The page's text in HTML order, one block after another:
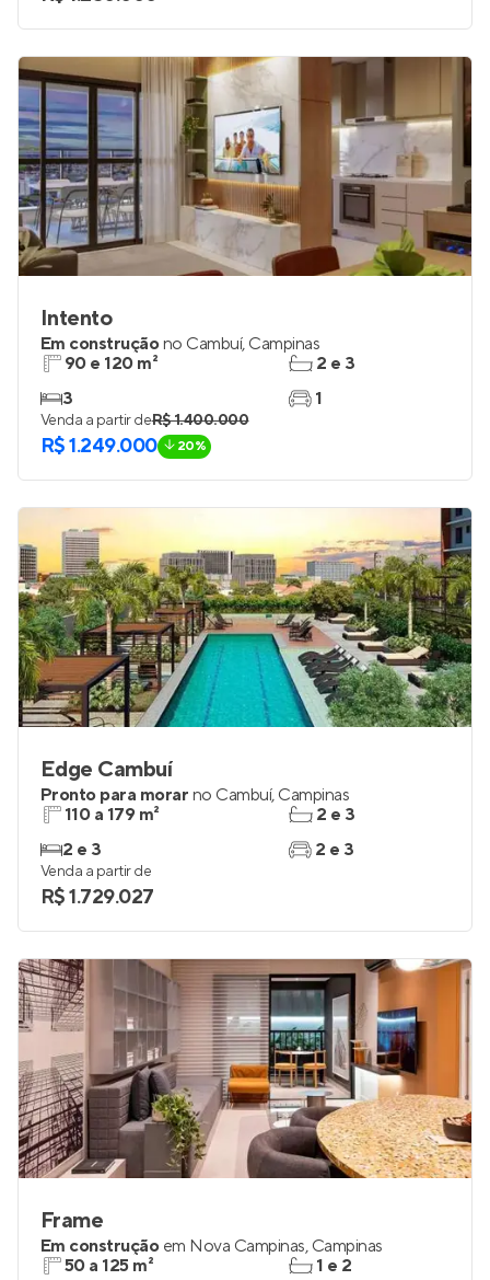
Intento
Em construçãono Cambuí, Campinas
90 e 120 m²
3
2 e 3
1
Venda a partir deR$ 1.400.000
R$ 1.249.000 20%
Edge Cambuí
Pronto para morar no Cambuí, Campinas
110 a 179 m²
2 e 3
2 e 3
2 e 3
Venda a partir de
R$ 1.729.027
Frame
Em construção em Nova Campinas, Campinas
50 a 125 m²
1 e 2